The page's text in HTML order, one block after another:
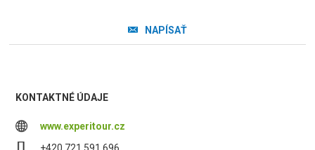
NAPÍSAŤ
KONTAKTNÉ ÚDAJE
www.experitour.cz